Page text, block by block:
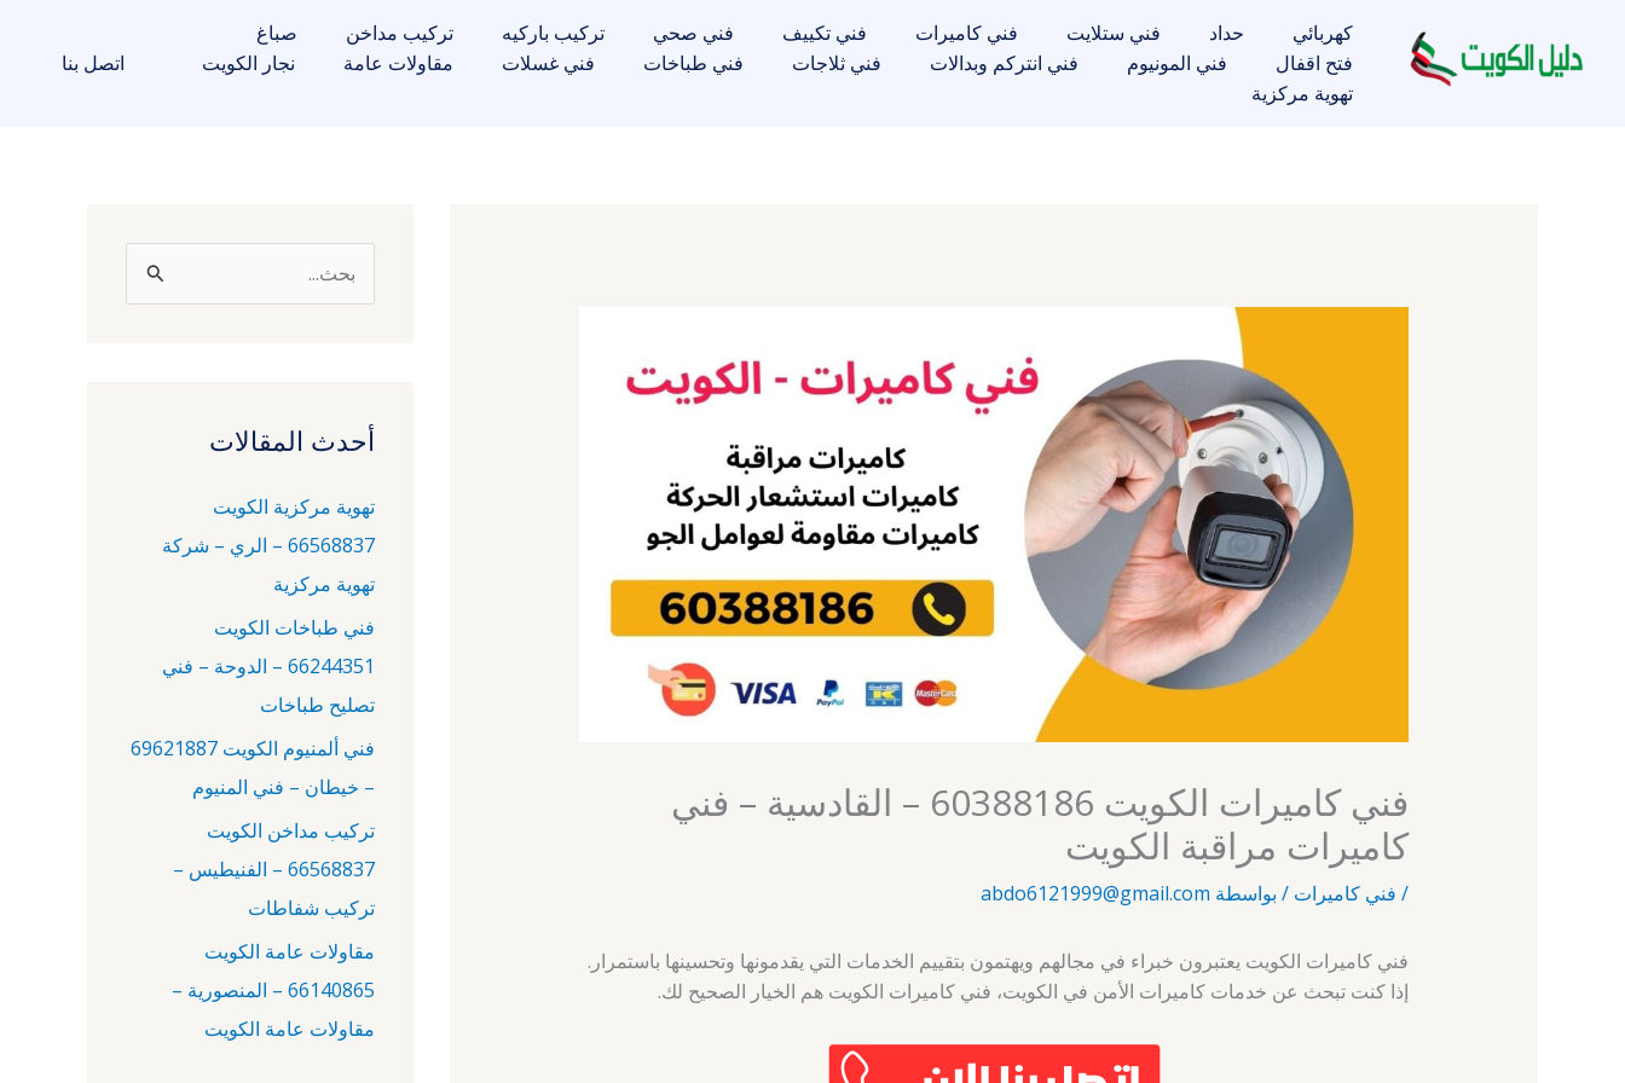
المحتوى
كهربائي حداد فني ستلايت فني كاميرات فني تكييف فني صحي تركيب باركيه تركيب مداخن
صباغ
فتح اقفال
فني المونيوم فني انتركم وبدالات فني ثلاجات فني طباخات فني غسلات مقاولات عامة
نجار الكويت
تهوية مركزية
اتصل بنا
فني كاميرات الكويت 60388186 – القادسية – فني
كاميرات مراقبة الكويت
/ فني كاميرات / بواسطة abdo6121999@gmail.com
فني كاميرات الكويت يعتبرون خبراء في مجالهم ويهتمون بتقييم الخدمات التي يقدمونها وتحسينها باستمرار.
إذا كنت تبحث عن خدمات كاميرات الأمن في الكويت، فني كاميرات الكويت هم الخيار الصحيح لك.
ث
ن
:
أحدث المقالات
تهوية مركزية الكويت
66568837 – الري – شركة
تهوية مركزية
فني طباخات الكويت
66244351 – الدوحة – فني
تصليح طباخات
فني ألمنيوم الكويت 69621887
– خيطان – فني المنيوم
تركيب مداخن الكويت
66568837 – الفنيطيس –
تركيب شفاطات
مقاولات عامة الكويت
66140865 – المنصورية –
مقاولات عامة الكويت